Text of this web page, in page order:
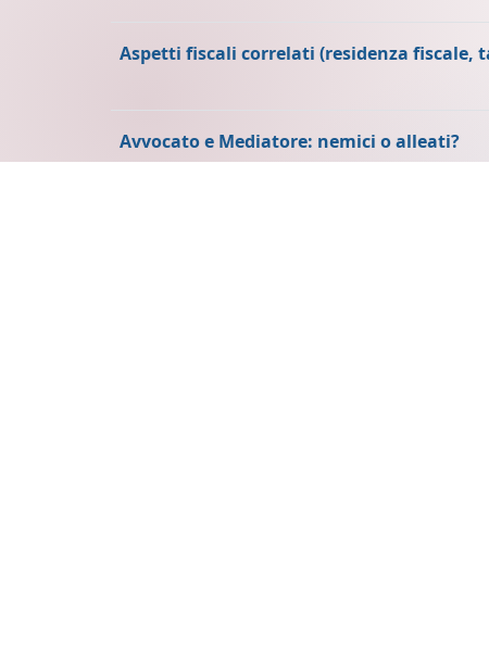
Aspetti fiscali correlati (residenza fiscale,
Avvocato e Mediatore: nemici o alleati?